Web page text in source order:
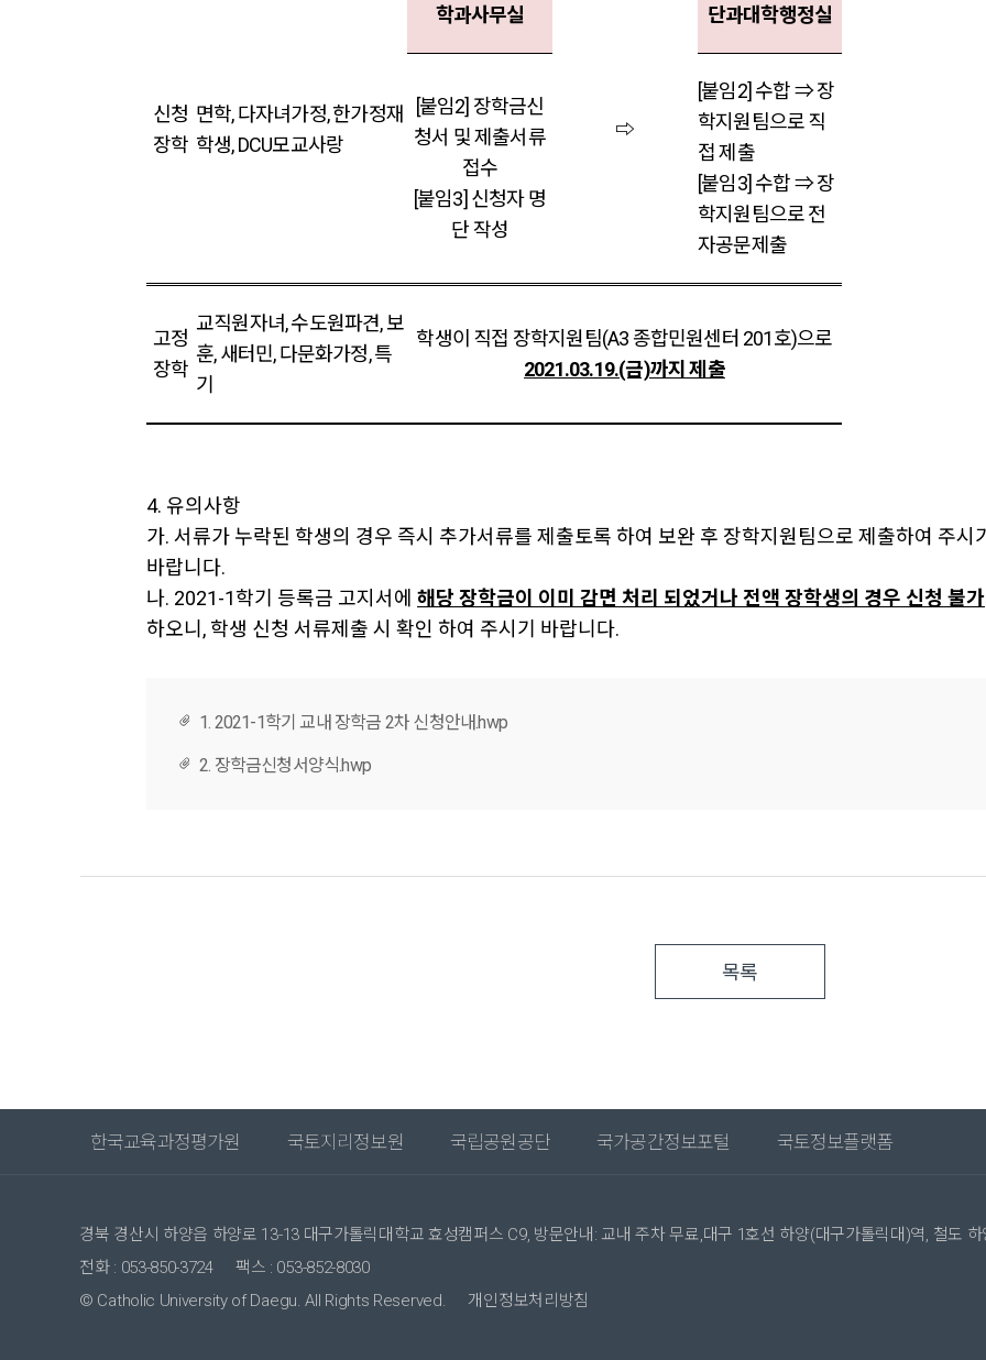
신청
장학
면학, 다자녀가정, 한가정재
학생, DCU모교사랑
학과사무실
⇨
단과대학행정실
[붙임2] 장학금신
청서 및 제출서류
접수
[붙임3] 신청자 명
단 작성
[붙임2] 수합 ⇒ 장
학지원팀으로 직
접 제출
[붙임3] 수합 ⇒ 장
학지원팀으로 전
자공문제출
고정
장학
교직원자녀, 수도원파견, 보
훈, 새터민, 다문화가정, 특
기
학생이 직접 장학지원팀(A3 종합민원센터 201호)으로
2021.03.19.(금)까지 제출
4. 유의사항
가. 서류가 누락된 학생의 경우 즉시 추가서류를 제출토록 하여 보완 후 장학지원팀으로 제출하여 주시
바랍니다.
나. 2021-1학기 등록금 고지서에 해당 장학금이 이미 감면 처리 되었거나 전액 장학생의 경우 신청 불가
하오니, 학생 신청 서류제출 시 확인 하여 주시기 바랍니다.
1. 2021-1학기 교내 장학금 2차 신청안내.hwp
2. 장학금신청서양식.hwp
목록
한국교육과정평가원 국토지리정보원 국립공원공단 국가공간정보포털 국토정보플랫폼
경북 경산시 하양읍 하양로 13-13 대구가톨릭대학교 효성캠퍼스 C9, 방문안내: 교내 주차 무료,대구 1호선 하양(대구가톨릭대)역, 철도
전화 : 053-850-3724
팩스 : 053-852-8030
© Catholic University of Daegu. All Rights Reserved.
개인정보처리방침